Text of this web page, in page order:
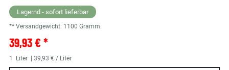
Lagernd - sofort lieferbar
** Versandgewicht: 1100 Gramm.
39,93 € *
1 Liter | 39,93 € / Liter